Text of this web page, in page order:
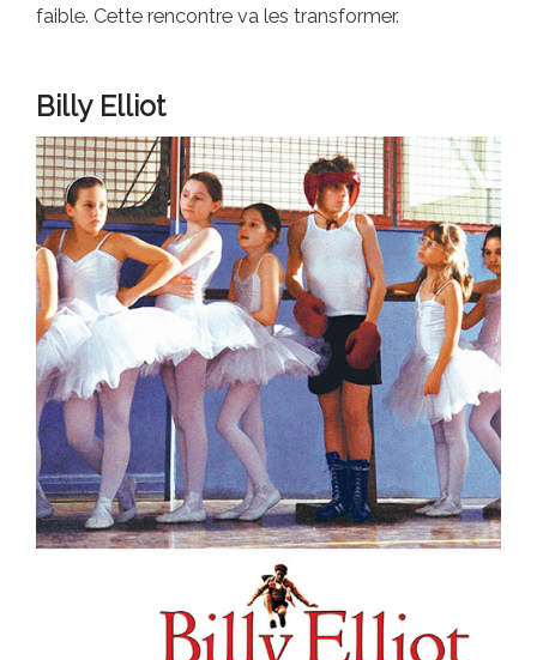
faible. Cette rencontre va les transformer.
Billy Elliot